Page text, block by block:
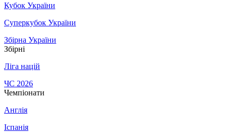
Кубок України
Суперкубок України
Збірна України
Збірні
Ліга націй
ЧС 2026
Чемпіонати
Англія
Іспанія